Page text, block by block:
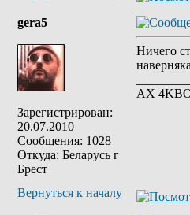
gera5
Зарегистрирован:
20.07.2010
Сообщения: 1028
Откуда: Беларусь г
Брест
Ничего
АХ
Вернуться к началу